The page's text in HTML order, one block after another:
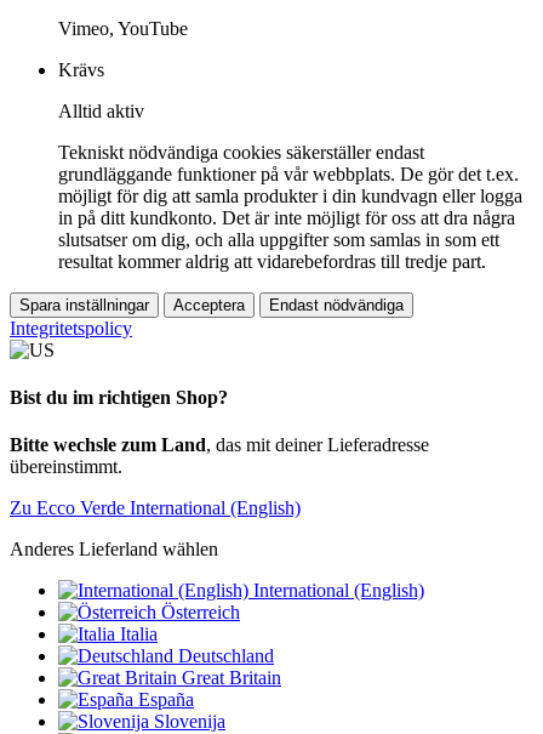
Vimeo, YouTube
Krävs
Alltid aktiv
Tekniskt nödvändiga cookies säkerställer endast
grundläggande funktioner på vår webbplats. De gör det t.ex.
möjligt för dig att samla produkter i din kundvagn eller logga
in på ditt kundkonto. Det är inte möjligt för oss att dra några
slutsatser om dig, och alla uppgifter som samlas in som ett
resultat kommer aldrig att vidarebefordras till tredje part.
Spara inställningar Acceptera Endast nödvändiga
Integritetspolicy
Bist du im richtigen Shop?
Bitte wechsle zum Land, das mit deiner Lieferadresse
übereinstimmt.
Zu Ecco Verde International (English)
Anderes Lieferland wählen
International (English)
Österreich
Italia
Deutschland
Great Britain
España
Slovenija